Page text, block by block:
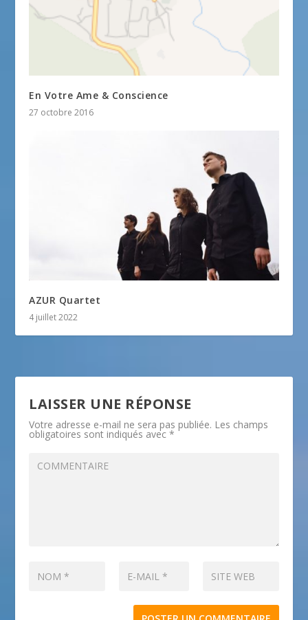
En Votre Ame & Conscience
27 octobre 2016
AZUR Quartet
4 juillet 2022
LAISSER UNE RÉPONSE
Votre adresse e-mail ne sera pas publiée. Les champs
obligatoires sont indiqués avec*